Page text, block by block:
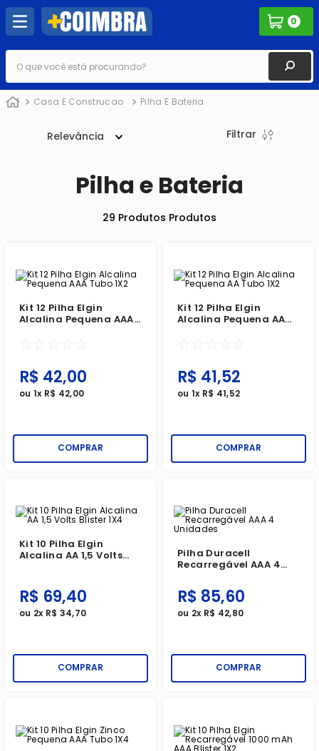
0
O que você está procurando?
Casa E Construcao Pilha E Bateria
Relevância Filtrar
Pilha e Bateria
29 Produtos
Kit 12 Pilha Elgin
Alcalina Pequena AAA
☆ ☆ ☆ ☆ ☆
R$ 42,00
ou 1x R$ 42,00
COMPRAR
Kit 12 Pilha Elgin
Alcalina Pequena AA
☆ ☆ ☆ ☆ ☆
R$ 41,52
ou 1x R$ 41,52
COMPRAR
Kit 10 Pilha Elgin
Alcalina AA 1,5 Volts
R$ 69,40
ou 2x R$ 34,70
COMPRAR
Pilha Duracell
Recarregável AAA 4
R$ 85,60
ou 2x R$ 42,80
COMPRAR